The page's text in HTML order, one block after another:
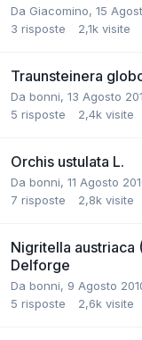
Da Giacomino, 15
3 risposte 2,1k visite
Traunsteinera
Da bonni, 13 Agosto
5 risposte 2,4k visite
Orchis ustulata L.
Da bonni, 11 Agosto
7 risposte 2,8k visite
Nigritella austriaca
Delforge
Da bonni, 9 Agosto
5 risposte 2,6k visite